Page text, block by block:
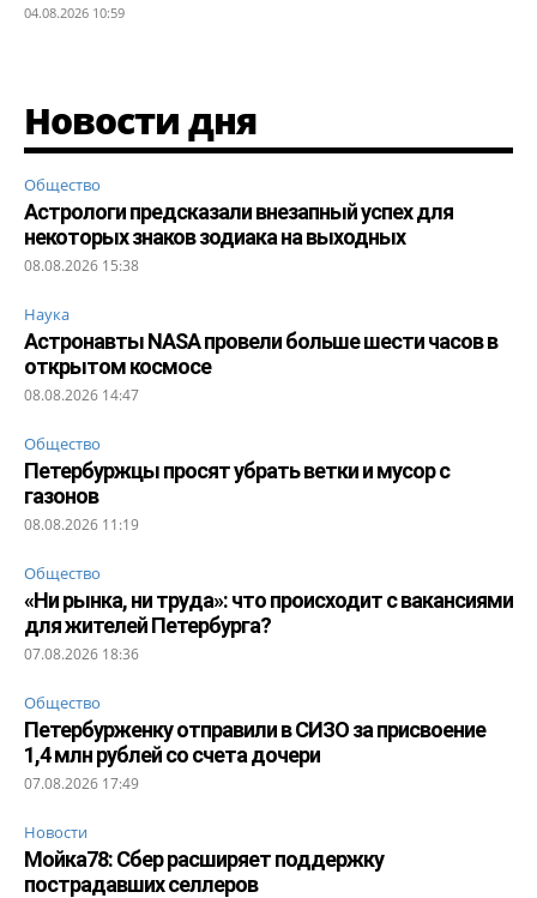
04.08.2026 10:59
Новости дня
Общество
Астрологи предсказали внезапный успех для
некоторых знаков зодиака на выходных
08.08.2026 15:38
Наука
Астронавты NASA провели больше шести часов в
открытом космосе
08.08.2026 14:47
Общество
Петербуржцы просят убрать ветки и мусор с
газонов
08.08.2026 11:19
Общество
«Ни рынка, ни труда»: что происходит с вакансиями
для жителей Петербурга?
07.08.2026 18:36
Общество
Петербурженку отправили в СИЗО за присвоение
1,4 млн рублей со счета дочери
07.08.2026 17:49
Новости
Мойка78: Сбер расширяет поддержку
пострадавших селлеров